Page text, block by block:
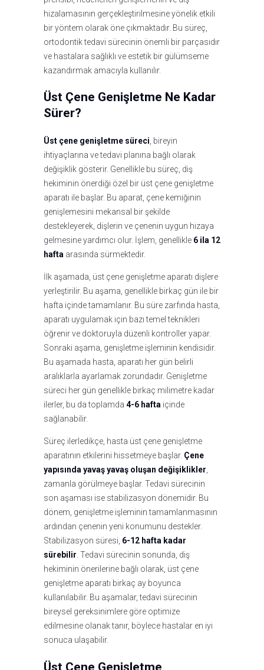
hizalamasının gerçekleştirilmesine yönelik etkili
bir yöntem olarak öne çıkmaktadır. Bu süreç,
ortodontik tedavi sürecinin önemli bir parçasıdır
ve hastalara sağlıklı ve estetik bir gülümseme
kazandırmak amacıyla kullanılır.
Üst Çene Genişletme Ne Kadar
Sürer?
Üst çene genişletme süreci , bireyin
ihtiyaçlarına ve tedavi planına bağlı olarak
değişiklik gösterir. Genellikle bu süreç, diş
hekiminin önerdiği özel bir üst çene genişletme
aparatı ile başlar. Bu aparat, çene kemiğinin
genişlemesini mekansal bir şekilde
destekleyerek, dişlerin ve çenenin uygun hizaya
gelmesine yardımcı olur. İşlem, genellikle 6 ila 12
hafta arasında sürmektedir.
İlk aşamada, üst çene genişletme aparatı dişlere
yerleştirilir. Bu aşama, genellikle birkaç gün ile bir
hafta içinde tamamlanır. Bu süre zarfında hasta,
aparatı uygulamak için bazı temel teknikleri
öğrenir ve doktoruyla düzenli kontroller yapar.
Sonraki aşama, genişletme işleminin kendisidir.
Bu aşamada hasta, aparatı her gün belirli
aralıklarla ayarlamak zorundadır. Genişletme
süreci her gün genellikle birkaç milimetre kadar
ilerler, bu da toplamda 4-6 hafta içinde
sağlanabilir.
Süreç ilerledikçe, hasta üst çene genişletme
aparatının etkilerini hissetmeye başlar. Çene
yapısında yavaş yavaş oluşan değişiklikler
zamanla görülmeye başlar. Tedavi sürecinin
son aşaması ise stabilizasyon dönemidir. Bu
dönem, genişletme işleminin tamamlanmasının
ardından çenenin yeni konumunu destekler.
Stabilizasyon süresi, 6-12 hafta kadar
sürebilir . Tedavi sürecinin sonunda, diş
hekiminin önerilerine bağlı olarak, üst çene
genişletme aparatı birkaç ay boyunca
kullanılabilir. Bu aşamalar, tedavi sürecinin
bireysel gereksinimlere göre optimize
edilmesine olanak tanır, böylece hastalar en iyi
sonuca ulaşabilir.
Üst Çene Genişletme